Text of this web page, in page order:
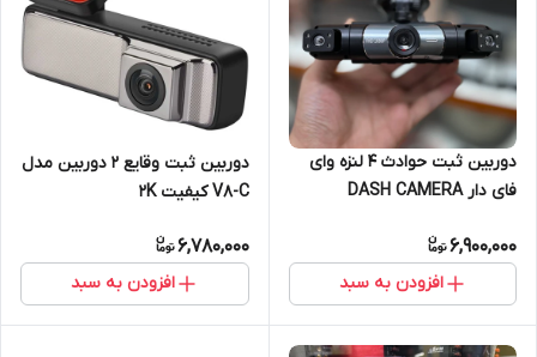
دوربین ثبت حوادث ۴ لنزه وای
فای دار DASH CAMERA
6,900,000
افزودن به سبد
دوربین ثبت وقایع 2 دوربین مدل
V8-C کیفیت 2K
6,780,000
افزودن به سبد